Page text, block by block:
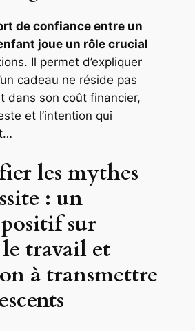
de confiance entre un
joue un rôle crucial
Il permet d’expliquer
cadeau ne réside pas
dans son coût financier,
et l’intention qui
les mythes
: un
sur
travail et
à transmettre